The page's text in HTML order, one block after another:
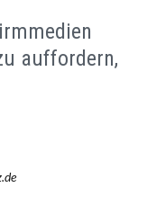
auffordern,